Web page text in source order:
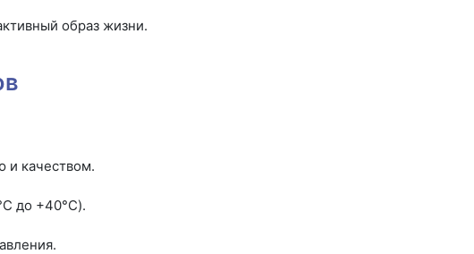
образ жизни.
и качеством.
до +40°C).